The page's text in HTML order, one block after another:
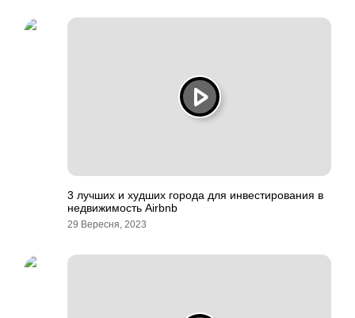
3 лучших и худших города для инвестирования в
недвижимость Airbnb
29 Вересня, 2023